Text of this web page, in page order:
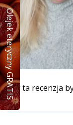
Czy ta recenzja
Olejek eteryczny GRATIS